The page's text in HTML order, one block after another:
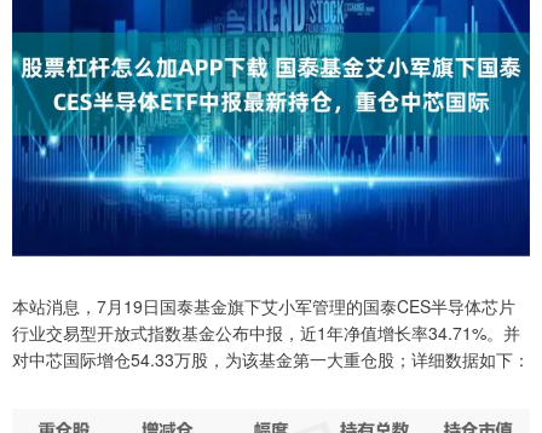
本站消息，7月19日国泰基金旗下艾小军管理的国泰CES半导体芯片
行业交易型开放式指数基金公布中报，近1年净值增长率34.71%。并
对中芯国际增仓54.33万股，为该基金第一大重仓股；详细数据如下：